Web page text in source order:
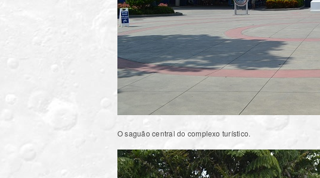
O saguão central do complexo turístico.